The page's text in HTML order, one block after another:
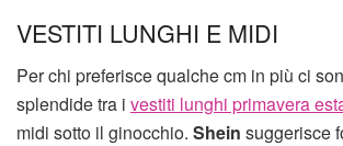
VESTITI LUNGHI E MIDI
Per chi preferisce qualche cm in più ci
splendide tra i vestiti lunghi primavera
midi sotto il ginocchio. Shein suggerisce